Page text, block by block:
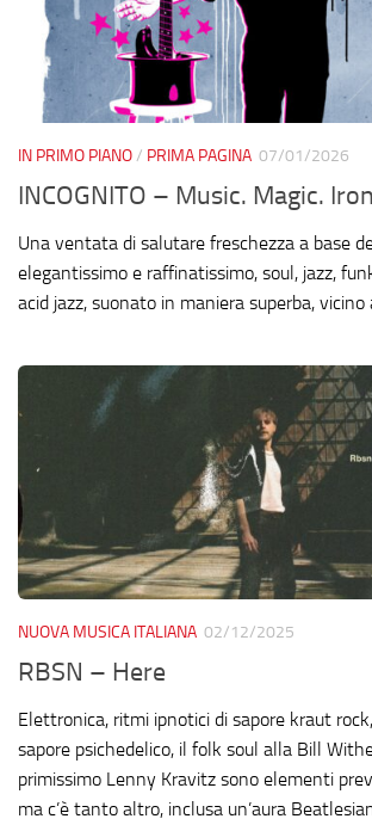
IN PRIMO PIANO/ PRIMA PAGINA 07/01/2026
INCOGNITO – Music. Magic.
Una ventata di salutare freschezza a base
elegantissimo e raffinatissimo, soul, jazz,
acid jazz, suonato in maniera superba, vicino
NUOVA MUSICA ITALIANA 02/12/2025
RBSN – Here
Elettronica, ritmi ipnotici di sapore kraut
sapore psichedelico, il folk soul alla Bill
primissimo Lenny Kravitz sono elementi
ma c’è tanto altro, inclusa un’aura